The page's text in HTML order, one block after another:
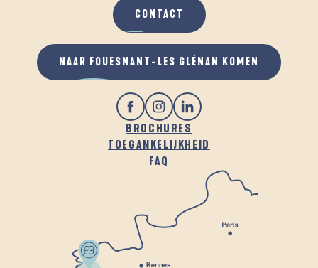
BROCHURES
TOEGANKELIJKHEID
FAQ
CONTACT
NAAR FOUESNANT-LES GLÉNAN KOMEN